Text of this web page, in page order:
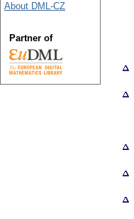
About DML-CZ
Partner of